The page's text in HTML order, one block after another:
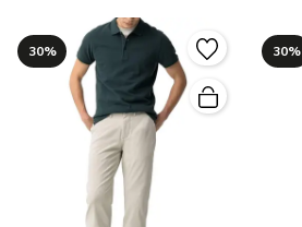
30% 30%